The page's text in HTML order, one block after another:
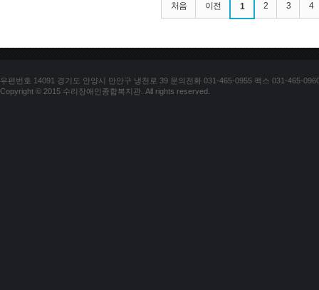
처음 이전 1 2 3 4
우편번호 14091 경기도 안양시 만안구 냉천로 39 문의전화 031-465-0955 팩스 031-465-
Copyright © 2015 수리장애인종합복지관. All rights reserved.